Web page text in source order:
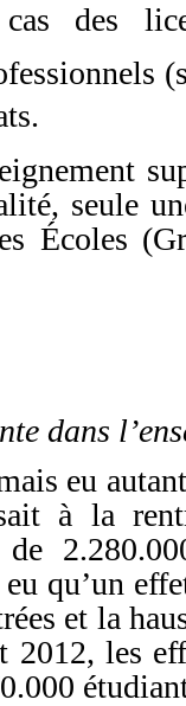
des
seule
Écoles
dans
eu
à la
qu’un
et la
2012, les